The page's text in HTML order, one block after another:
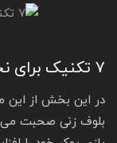
۷ تکنیک برای نحوه بلوف زدن در پوکر
در این بخش از این
بلوف زنی صحبت می